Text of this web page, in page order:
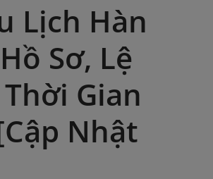
Lịch Hàn
Sơ, Lệ
Gian
Nhật